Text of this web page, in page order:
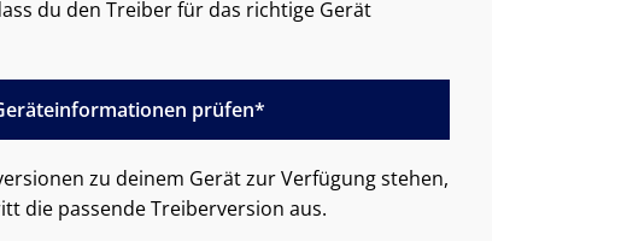
du den Treiber für das richtige Gerät
prüfen*
zu deinem Gerät zur Verfügung stehen,
die passende Treiberversion aus.